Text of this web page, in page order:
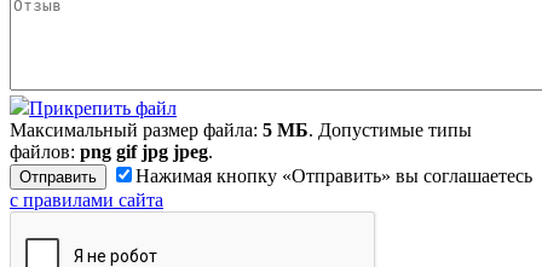
Прикрепить файл
Максимальный размер файла: 5 МБ. Допустимые типы
файлов: png gif jpg jpeg.
Нажимая кнопку «Отправить» вы соглашаетесь
с правилами сайта